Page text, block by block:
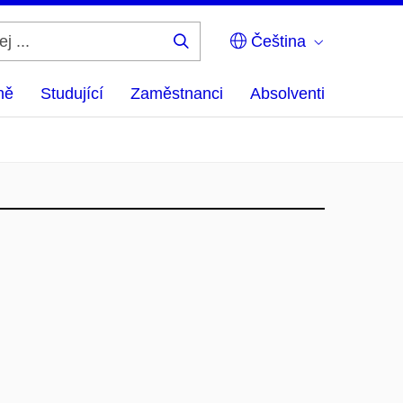
Čeština
Studující Zaměstnanci Absolventi